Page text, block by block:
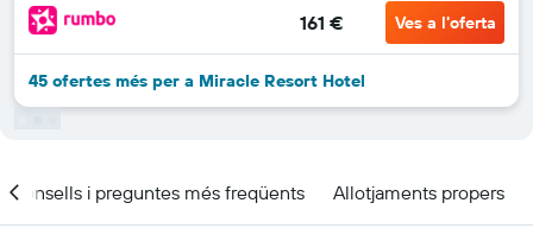
161 € Ves a l'oferta
45 ofertes més per a Miracle Resort Hotel
Consells i preguntes més freqüents Allotjaments propers